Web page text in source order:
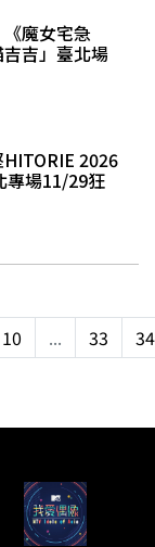
魔女宅急
吉」臺北場
2026
專場11/29狂
10 ... 33 34